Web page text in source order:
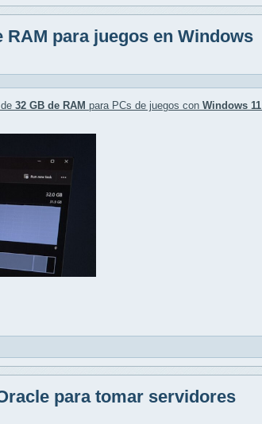
para juegos en Windows
32 GB de RAM para PCs de juegos con Windows 11
para tomar servidores